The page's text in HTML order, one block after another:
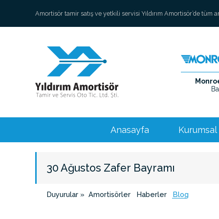
Amortisör tamir satış ve yetkili servisi Yıldırım Amortisör’de
Anasayfa Kurumsal
30 Ağustos Zafer Bayramı
Duyurular » Amortisörler Haberler Blog